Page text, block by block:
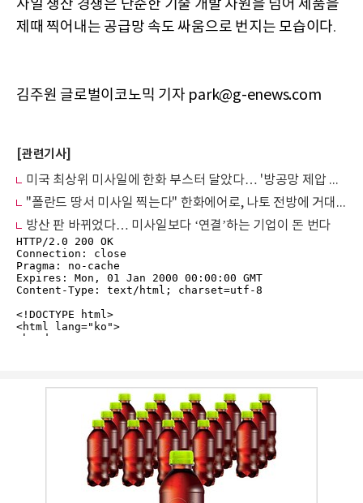
사일 생산 경쟁은 단순한 기술 개발 차원을 넘어 제품을
제때 찍어내는 공급망 속도 싸움으로 번지는 모습이다.
김주원 글로벌이코노믹 기자 park@g-enews.com
[관련기사]
미국 최상위 미사일에 한화 부스터 달았다… '방공망 제압 임무' 지상서 대체
"폴란드 땅서 미사일 찍는다" 한화에어로, 나토 전방에 거대 공장 첫 삽
방산 판 바뀌었다… 미사일보다 ‘연결’하는 기업이 돈 번다